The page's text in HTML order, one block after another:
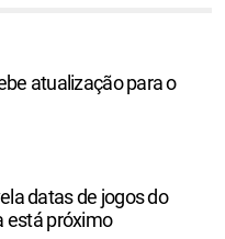
atualização para o
datas de jogos do
está próximo